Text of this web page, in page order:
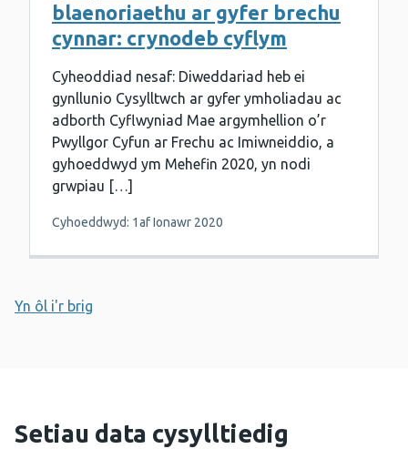
blaenoriaethu ar gyfer brechu
cynnar: crynodeb cyflym
Cyheoddiad nesaf: Diweddariad heb ei
gynllunio Cysylltwch ar gyfer ymholiadau ac
adborth Cyflwyniad Mae argymhellion o’r
Pwyllgor Cyfun ar Frechu ac Imiwneiddio, a
gyhoeddwyd ym Mehefin 2020, yn nodi
grwpiau […]
Cyhoeddwyd: 1af Ionawr 2020
Yn ôl i'r brig
Setiau data cysylltiedig